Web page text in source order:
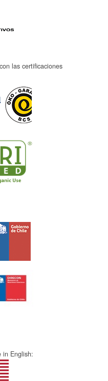
las certificaciones
in English: